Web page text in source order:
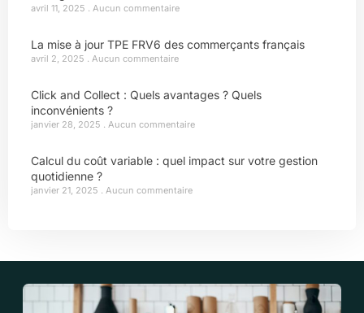
avril 11, 2025 Aucun commentaire
La mise à jour TPE FRV6 des commerçants français
avril 2, 2025 Aucun commentaire
Click and Collect : Quels avantages ? Quels
inconvénients ?
janvier 28, 2025 Aucun commentaire
Calcul du coût variable : quel impact sur votre gestion
quotidienne ?
janvier 21, 2025 Aucun commentaire